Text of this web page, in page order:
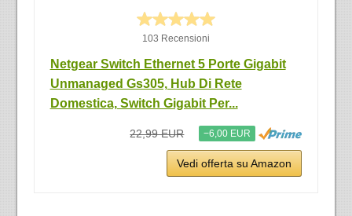
103 Recensioni
Netgear Switch Ethernet 5 Porte Gigabit
Unmanaged Gs305, Hub Di Rete
Domestica, Switch Gigabit Per...
22,99 EUR −6,00 EUR
Vedi offerta su Amazon